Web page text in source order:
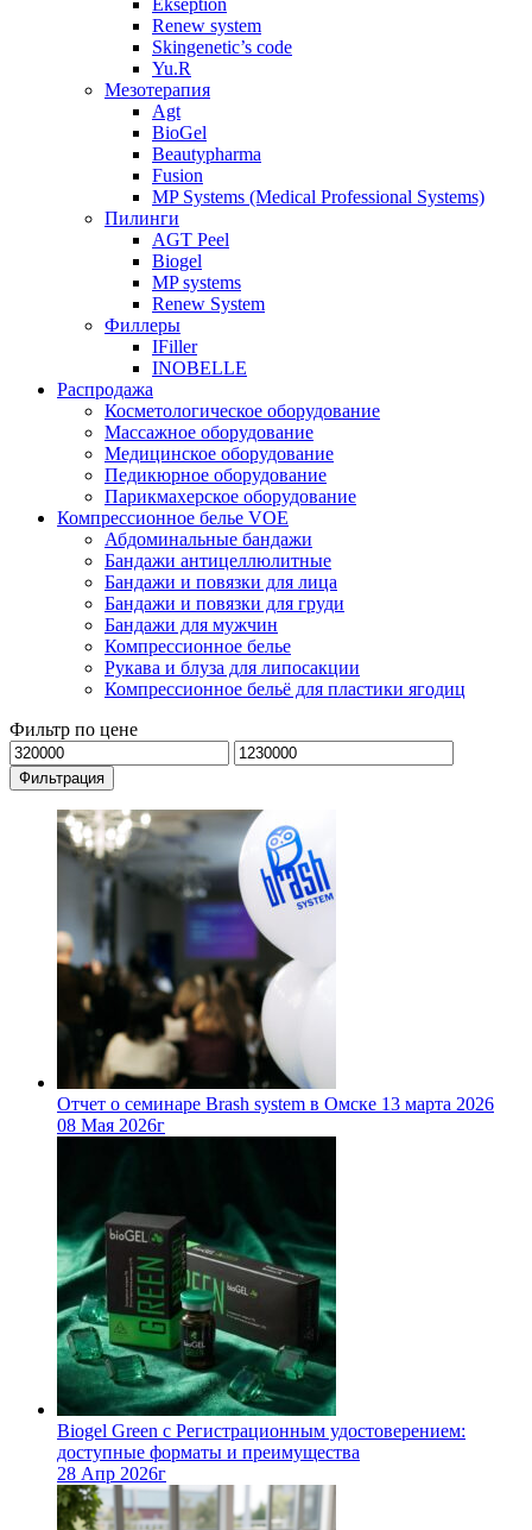
Ekseption
Renew system
Skingenetic’s code
Yu.R
Мезотерапия
Agt
BioGel
Beautypharma
Fusion
MP Systems (Medical Professional Systems)
Пилинги
AGT Peel
Biogel
MP systems
Renew System
Филлеры
IFiller
INOBELLE
Распродажа
Косметологическое оборудование
Массажное оборудование
Медицинское оборудование
Педикюрное оборудование
Парикмахерское оборудование
Компрессионное белье VOE
Абдоминальные бандажи
Бандажи антицеллюлитные
Бандажи и повязки для лица
Бандажи и повязки для груди
Бандажи для мужчин
Компрессионное белье
Рукава и блуза для липосакции
Компрессионное бельё для пластики ягодиц
Фильтр по цене
Минимальная
цена
Максимальная
цена
Фильтрация
Отчет о семинаре Brash system в Омске 13 марта 2026
08 Мая 2026г
Biogel Green с Регистрационным удостоверением:
доступные форматы и преимущества
28 Апр 2026г